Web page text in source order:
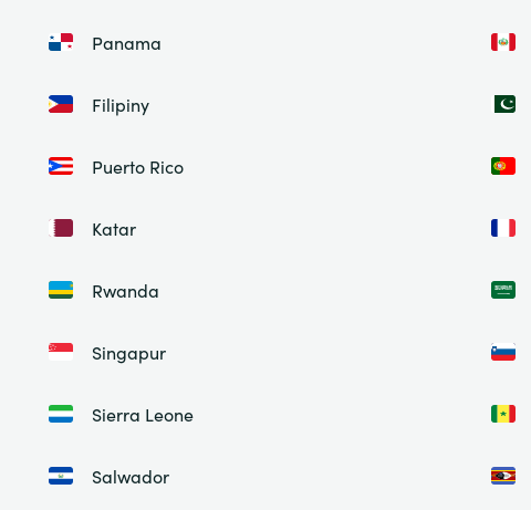
Panama
Filipiny
Puerto Rico
Katar
Rwanda
Singapur
Sierra Leone
Salwador